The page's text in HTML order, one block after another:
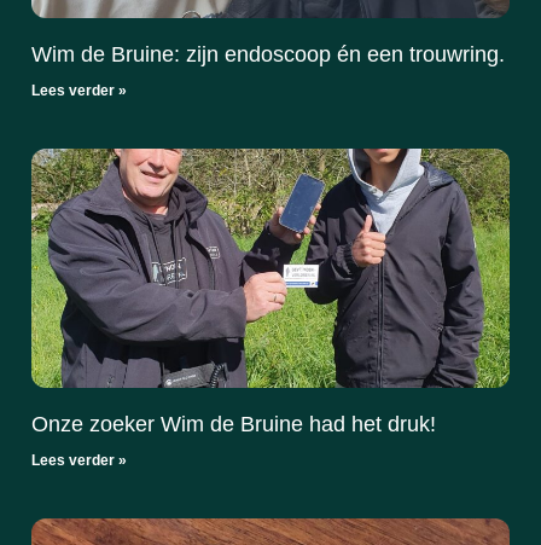
Wim de Bruine: zijn endoscoop én een trouwring.
Lees verder »
Onze zoeker Wim de Bruine had het druk!
Lees verder »